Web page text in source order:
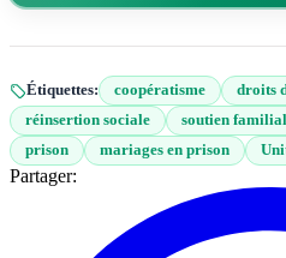
Étiquettes: coopératisme droits
réinsertion sociale
soutien familial
prison
mariages en prison
Partager: